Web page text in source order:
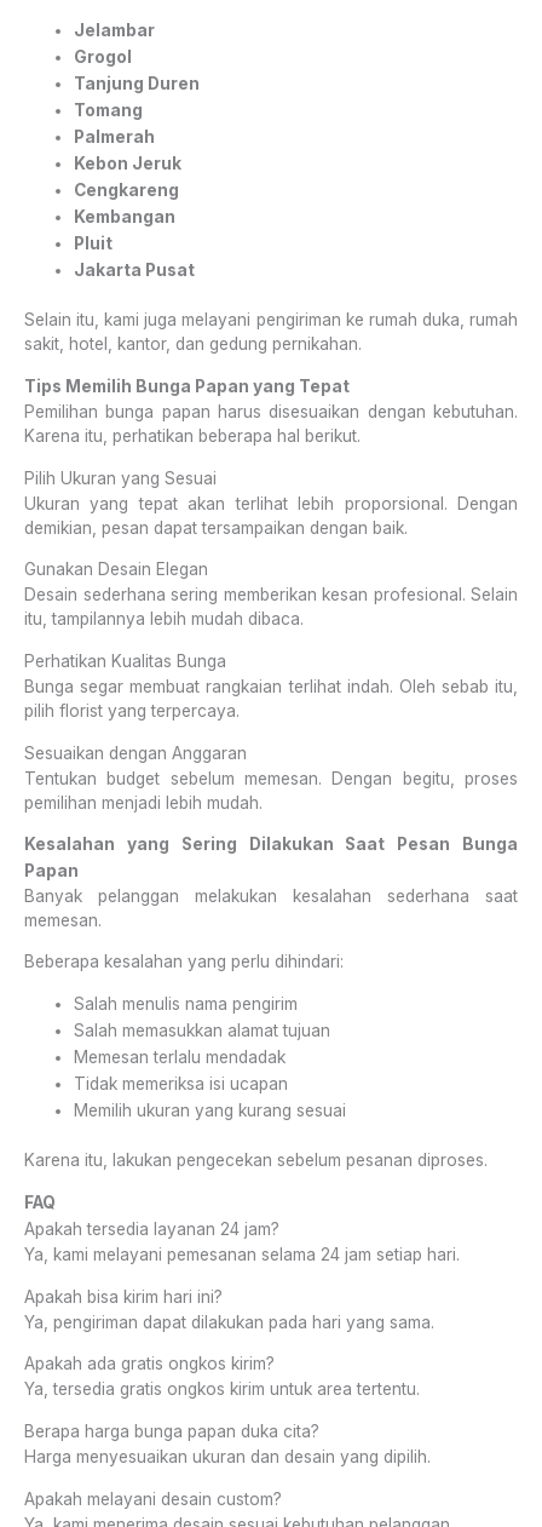
Jelambar
Grogol
Tanjung Duren
Tomang
Palmerah
Kebon Jeruk
Cengkareng
Kembangan
Pluit
Jakarta Pusat
Selain itu, kami juga melayani pengiriman ke rumah duka, rumah
sakit, hotel, kantor, dan gedung pernikahan.
Tips Memilih Bunga Papan yang Tepat
Pemilihan bunga papan harus disesuaikan dengan kebutuhan.
Karena itu, perhatikan beberapa hal berikut.
Pilih Ukuran yang Sesuai
Ukuran yang tepat akan terlihat lebih proporsional. Dengan
demikian, pesan dapat tersampaikan dengan baik.
Gunakan Desain Elegan
Desain sederhana sering memberikan kesan profesional. Selain
itu, tampilannya lebih mudah dibaca.
Perhatikan Kualitas Bunga
Bunga segar membuat rangkaian terlihat indah. Oleh sebab itu,
pilih florist yang terpercaya.
Sesuaikan dengan Anggaran
Tentukan budget sebelum memesan. Dengan begitu, proses
pemilihan menjadi lebih mudah.
Kesalahan yang Sering Dilakukan Saat Pesan Bunga
Papan
Banyak pelanggan melakukan kesalahan sederhana saat
memesan.
Beberapa kesalahan yang perlu dihindari:
Salah menulis nama pengirim
Salah memasukkan alamat tujuan
Memesan terlalu mendadak
Tidak memeriksa isi ucapan
Memilih ukuran yang kurang sesuai
Karena itu, lakukan pengecekan sebelum pesanan diproses.
FAQ
Apakah tersedia layanan 24 jam?
Ya, kami melayani pemesanan selama 24 jam setiap hari.
Apakah bisa kirim hari ini?
Ya, pengiriman dapat dilakukan pada hari yang sama.
Apakah ada gratis ongkos kirim?
Ya, tersedia gratis ongkos kirim untuk area tertentu.
Berapa harga bunga papan duka cita?
Harga menyesuaikan ukuran dan desain yang dipilih.
Apakah melayani desain custom?